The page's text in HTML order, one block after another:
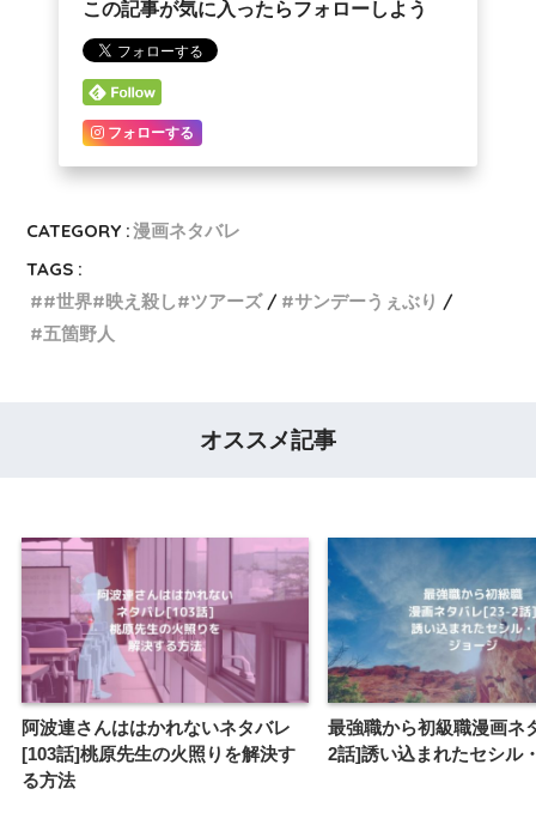
この記事が気に入ったらフォローしよう
フォローする
CATEGORY :漫画ネタバレ
TAGS :
#世界#映え殺し#ツアーズ
サンデーうぇぶり
五箇野人
オススメ記事
阿波連さんははかれないネタバレ
[103話]桃原先生の火照りを解決す
る方法
最強職から初級職漫画ネ
2話]誘い込まれたセシル